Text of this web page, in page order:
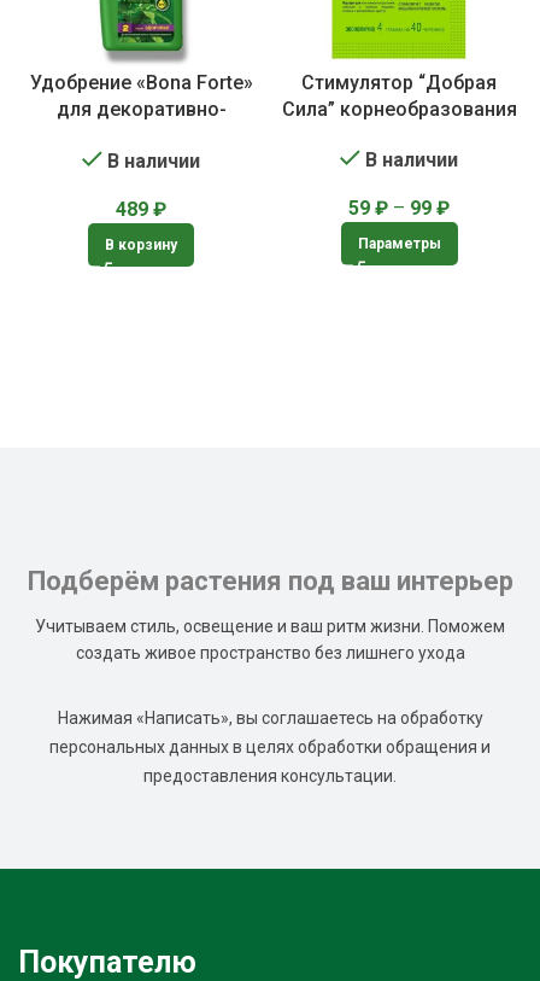
Удобрение «Bona Forte»
для декоративно-
В наличии
489 ₽
В корзину
Стимулятор “Добрая
Сила” корнеобразования
В наличии
59 ₽ – 99 ₽
Параметры
Подберём растения под ваш интерьер
Учитываем стиль, освещение и ваш ритм жизни. Поможем
создать живое пространство без лишнего ухода
Нажимая «Написать», вы соглашаетесь на обработку
персональных данных в целях обработки обращения и
предоставления консультации.
Покупателю